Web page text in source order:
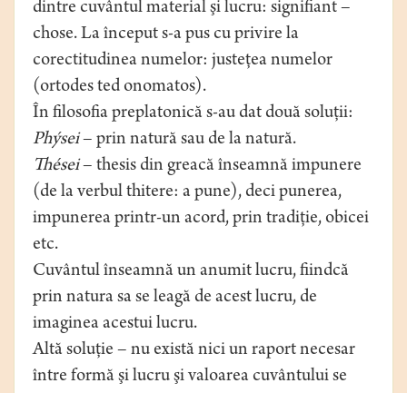
dintre cuvântul material şi lucru: signifiant –
chose. La început s-a pus cu privire la
corectitudinea numelor: justeţea numelor
(ortodes ted onomatos).
În filosofia preplatonică s-au dat două soluţii:
Phýsei– prin natură sau de la natură.
Thései– thesis din greacă înseamnă impunere
(de la verbul thitere: a pune), deci punerea,
impunerea printr-un acord, prin tradiţie, obicei
etc.
Cuvântul înseamnă un anumit lucru, fiindcă
prin natura sa se leagă de acest lucru, de
imaginea acestui lucru.
Altă soluţie – nu există nici un raport necesar
între formă şi lucru şi valoarea cuvântului se